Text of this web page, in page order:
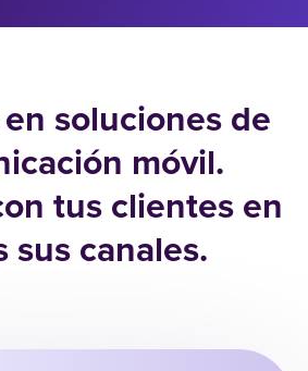
soluciones de
móvil.
tus clientes en
sus canales.